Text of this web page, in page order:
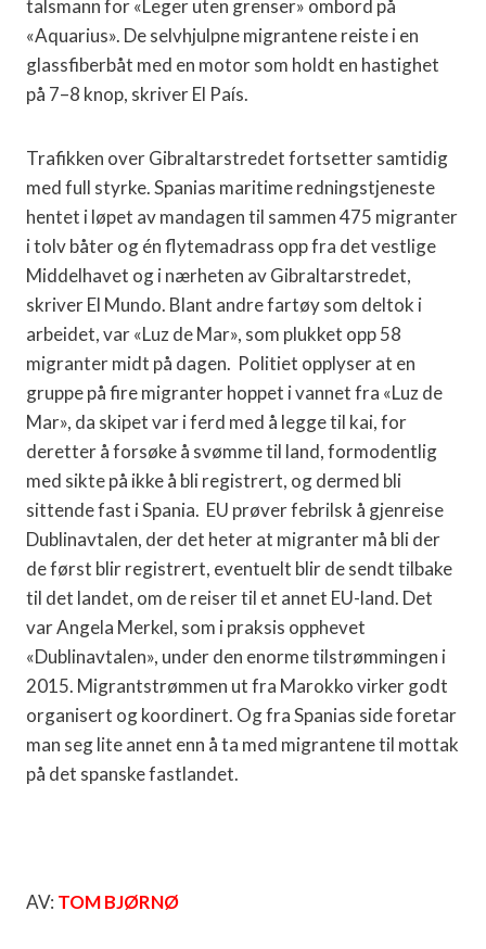
talsmann for «Leger uten grenser» ombord på
«Aquarius». De selvhjulpne migrantene reiste i en
glassfiberbåt med en motor som holdt en hastighet
på 7–8 knop, skriver El País.
Trafikken over Gibraltarstredet fortsetter samtidig
med full styrke. Spanias maritime redningstjeneste
hentet i løpet av mandagen til sammen 475 migranter
i tolv båter og én flytemadrass opp fra det vestlige
Middelhavet og i nærheten av Gibraltarstredet,
skriver El Mundo. Blant andre fartøy som deltok i
arbeidet, var «Luz de Mar», som plukket opp 58
migranter midt på dagen. Politiet opplyser at en
gruppe på fire migranter hoppet i vannet fra «Luz de
Mar», da skipet var i ferd med å legge til kai, for
deretter å forsøke å svømme til land,formodentlig
med sikte på ikke å bli registrert, og dermed bli
sittende fast i Spania. EU prøver febrilsk å gjenreise
Dublinavtalen, der det heter at migranter må bli der
de først blir registrert, eventuelt blir de sendt tilbake
til det landet, om de reiser til et annet EU-land. Det
var Angela Merkel, som i praksis opphevet
«Dublinavtalen», under den enorme tilstrømmingen i
2015. Migrantstrømmen ut fra Marokko virker godt
organisert og koordinert. Og fra Spanias side foretar
man seg lite annet enn å ta med migrantene til mottak
på det spanske fastlandet.
AV: TOM BJØRNØ